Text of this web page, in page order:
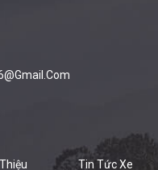
Tin Tức Xe